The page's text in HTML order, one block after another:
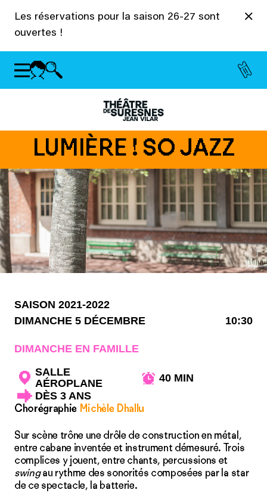
Les réservations pour la saison 26-27 sont
ouvertes !
LUMIÈRE ! SO JAZZ
SAISON 2021-2022
DIMANCHE 5 DÉCEMBRE
10:30
DIMANCHE EN FAMILLE
SALLE
AÉROPLANE
40 MIN
DÈS 3 ANS
Chorégraphie Michèle Dhallu
Sur scène trône une drôle de construction en métal,
entre cabane inventée et instrument démesuré. Trois
complices y jouent, entre chants, percussions et
swingau rythme des sonorités composées par la star
de ce spectacle, la batterie.